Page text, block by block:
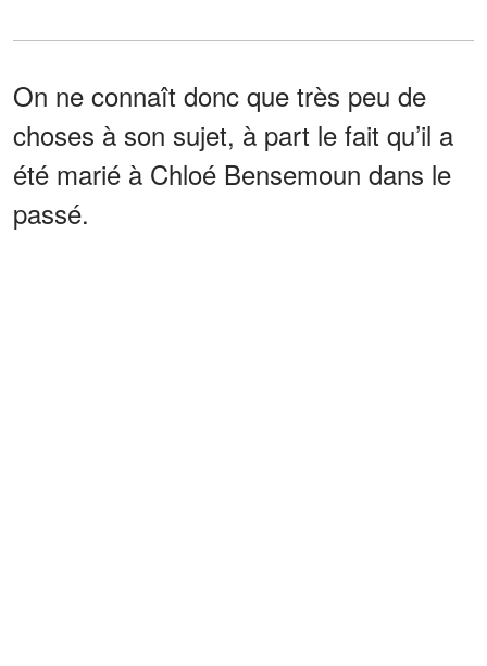
On ne connaît donc que très peu de
choses à son sujet, à part le fait qu’il a
été marié à Chloé Bensemoun dans le
passé.